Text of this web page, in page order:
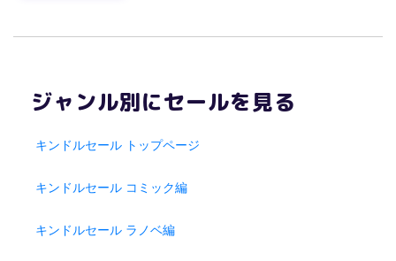
ジャンル別にセールを見る
キンドルセール トップページ
キンドルセール コミック編
キンドルセール ラノベ編